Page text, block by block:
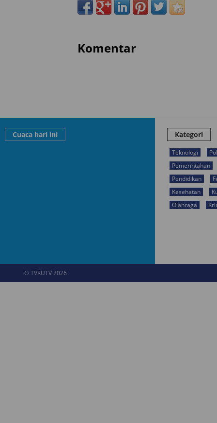
Komentar
Cuaca hari ini Kategori
Teknologi
Pemerintahan
Pendidikan
Kesehatan
Olahraga
© TVKUTV 2026